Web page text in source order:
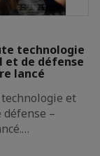
technologie
et de défense
lancé
et
–